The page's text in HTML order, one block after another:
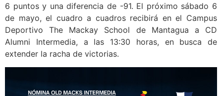
6 puntos y una diferencia de -91. El próximo sábado 6
de mayo, el cuadro a cuadros recibirá en el Campus
Deportivo The Mackay School de Mantagua a CD
Alumni Intermedia, a las 13:30 horas, en busca de
extender la racha de victorias.